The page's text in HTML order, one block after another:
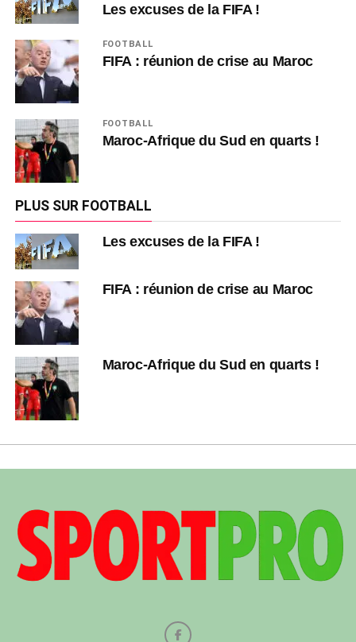
Les excuses de la FIFA !
FOOTBALL
FIFA : réunion de crise au Maroc
FOOTBALL
Maroc-Afrique du Sud en quarts !
PLUS SUR FOOTBALL
Les excuses de la FIFA !
FIFA : réunion de crise au Maroc
Maroc-Afrique du Sud en quarts !